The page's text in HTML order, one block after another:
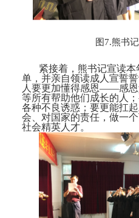
图 7.熊书
紧接着，熊书记宣读本
单，并亲自领读成人宣誓
人要更加懂得感恩——感
等所有帮助他们成长的人 ；
各种不良诱惑 ；要更能扛
会、对国家的责任，做一
社会精英 人才。